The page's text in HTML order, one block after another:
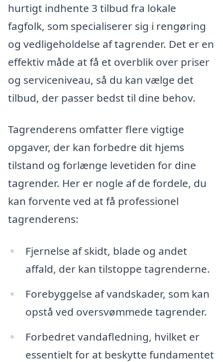
hurtigt indhente 3 tilbud fra lokale
fagfolk, som specialiserer sig i rengøring
og vedligeholdelse af tagrender. Det er en
effektiv måde at få et overblik over priser
og serviceniveau, så du kan vælge det
tilbud, der passer bedst til dine behov.
Tagrenderens omfatter flere vigtige
opgaver, der kan forbedre dit hjems
tilstand og forlænge levetiden for dine
tagrender. Her er nogle af de fordele, du
kan forvente ved at få professionel
tagrenderens:
Fjernelse af skidt, blade og andet
affald, der kan tilstoppe tagrenderne.
Forebyggelse af vandskader, som kan
opstå ved oversvømmede tagrender.
Forbedret vandafledning, hvilket er
essentielt for at beskytte fundamentet